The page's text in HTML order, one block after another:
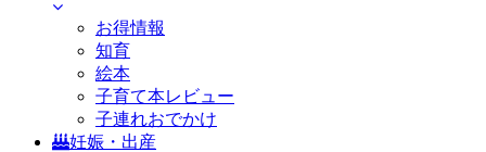
お得情報
知育
絵本
子育て本レビュー
子連れおでかけ
妊娠・出産